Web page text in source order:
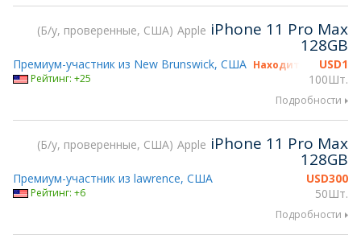
Б/у, проверенные, США Apple iPhone 11 Pro Max
128GB
USD1
100Шт.
Премиум-участник из New Brunswick, США Находится на gsmX
Рейтинг: +25
Подробности
Б/у, проверенные, США Apple iPhone 11 Pro Max
128GB
USD300
50Шт.
Премиум-участник из lawrence, США
Рейтинг: +6
Подробности